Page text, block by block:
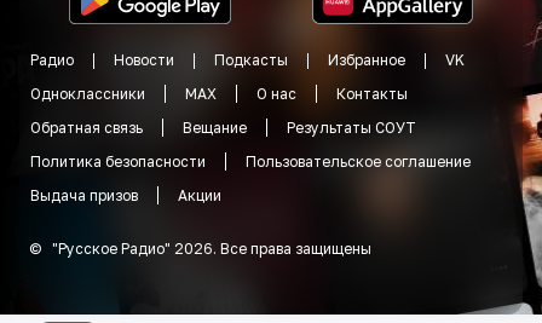
Радио Новости Подкасты Избранное
VK
Одноклассники
MAX О нас
Контакты
Обратная связь
Вещание
Результаты СОУТ
Политика безопасности
Пользовательское соглашение
Выдача призов
Акции
© "Русское Радио" 2026. Все права защищены